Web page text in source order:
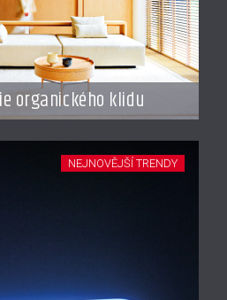
organického klidu
NEJNOVĚJŠÍ TRENDY